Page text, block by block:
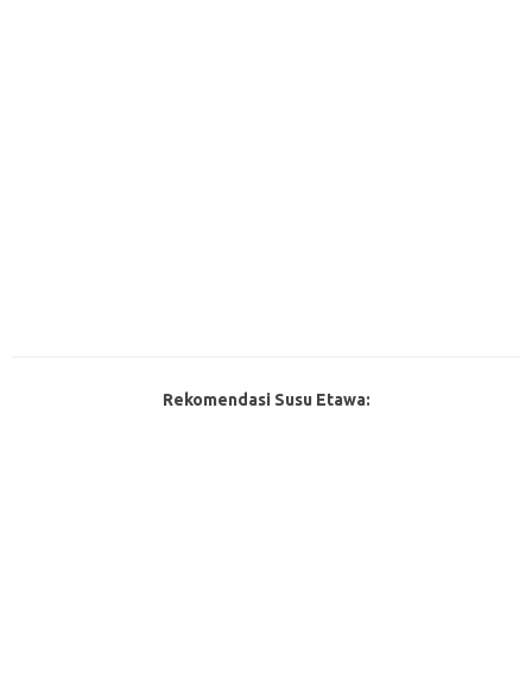
Rekomendasi Susu Etawa: